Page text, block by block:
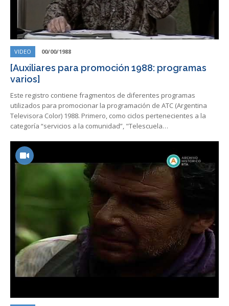
VIDEO 00/00/1988
[Auxiliares para promoción 1988: programas
varios]
Este registro contiene fragmentos de diferentes programas
utilizados para promocionar la programación de ATC (Argentina
Televisora Color) 1988. Primero, como ciclos pertenecientes a la
categoría “servicios a la comunidad”, "Telescuela…